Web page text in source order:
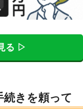
る ▷
続きを頼って